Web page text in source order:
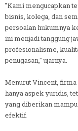
"Kami mengucapkan
bisnis, kolega, dan
persoalan hukumnya
ini menjadi tanggung
profesionalisme,
penugasan," ujarnya.
Menurut Vincent,
hanya aspek yuridis,
yang diberikan
efektif.